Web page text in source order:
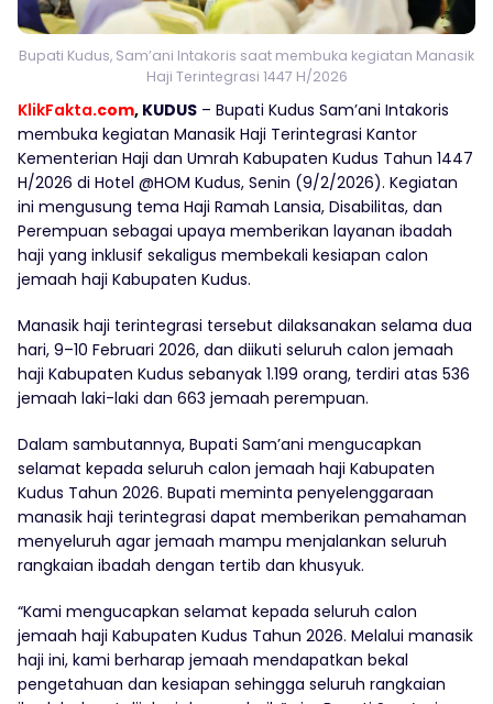
Bupati Kudus, Sam’ani Intakoris saat membuka kegiatan Manasik
Haji Terintegrasi 1447 H/2026
KlikFakta.com, KUDUS – Bupati Kudus Sam’ani Intakoris
membuka kegiatan Manasik Haji Terintegrasi Kantor
Kementerian Haji dan Umrah Kabupaten Kudus Tahun 1447
H/2026 di Hotel @HOM Kudus, Senin (9/2/2026). Kegiatan
ini mengusung tema Haji Ramah Lansia, Disabilitas, dan
Perempuan sebagai upaya memberikan layanan ibadah
haji yang inklusif sekaligus membekali kesiapan calon
jemaah haji Kabupaten Kudus.
Manasik haji terintegrasi tersebut dilaksanakan selama dua
hari, 9–10 Februari 2026, dan diikuti seluruh calon jemaah
haji Kabupaten Kudus sebanyak 1.199 orang, terdiri atas 536
jemaah laki-laki dan 663 jemaah perempuan.
Dalam sambutannya, Bupati Sam’ani mengucapkan
selamat kepada seluruh calon jemaah haji Kabupaten
Kudus Tahun 2026. Bupati meminta penyelenggaraan
manasik haji terintegrasi dapat memberikan pemahaman
menyeluruh agar jemaah mampu menjalankan seluruh
rangkaian ibadah dengan tertib dan khusyuk.
“Kami mengucapkan selamat kepada seluruh calon
jemaah haji Kabupaten Kudus Tahun 2026. Melalui manasik
haji ini, kami berharap jemaah mendapatkan bekal
pengetahuan dan kesiapan sehingga seluruh rangkaian